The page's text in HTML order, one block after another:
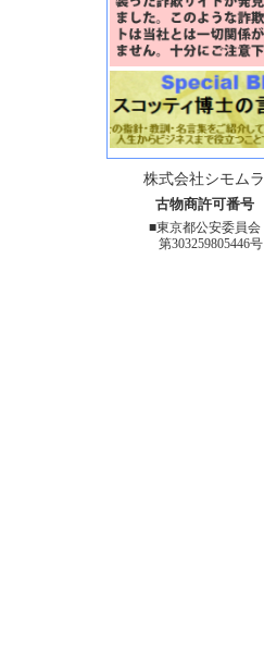
株式会社シモムラ
古物商許可番号
■東京都公安委員会
第303259805446号